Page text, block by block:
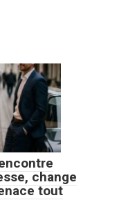
change
tout